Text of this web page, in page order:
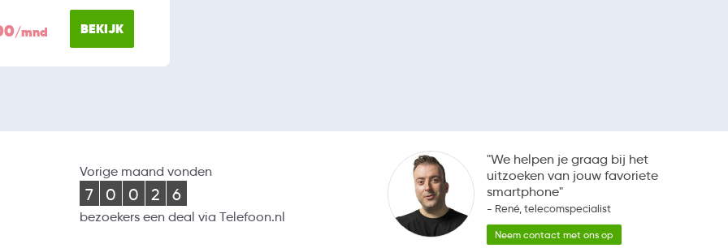
/mnd BEKIJK
Vorige maand vonden
7 0 0 2 6
bezoekers een deal via Telefoon.nl
"We helpen je graag bij het
uitzoeken van jouw favoriete
smartphone"
- René, telecomspecialist
Neem contact met ons op